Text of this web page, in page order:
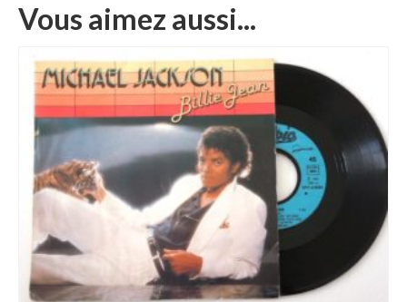
Vous aimez aussi...